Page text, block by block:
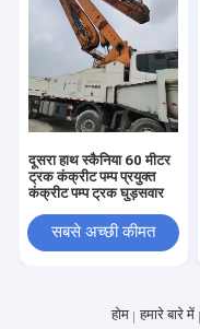
दूसरा हाथ स्कैनिया 60 मीटर
ट्रक कंक्रीट पम्प प्रयुक्त
कंक्रीट पम्प ट्रक घुड़सवार
सबसे अच्छी कीमत
होम हमारे बारे में